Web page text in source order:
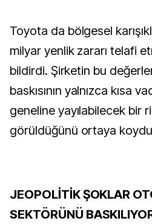
Toyota da bölgesel
milyar yenlik zararı telafi
bildirdi. Şirketin bu
baskısının yalnızca kısa
geneline yayılabilecek bir
görüldüğünü ortaya
JEOPOLİTİK ŞOKLAR
SEKTÖRÜNÜ